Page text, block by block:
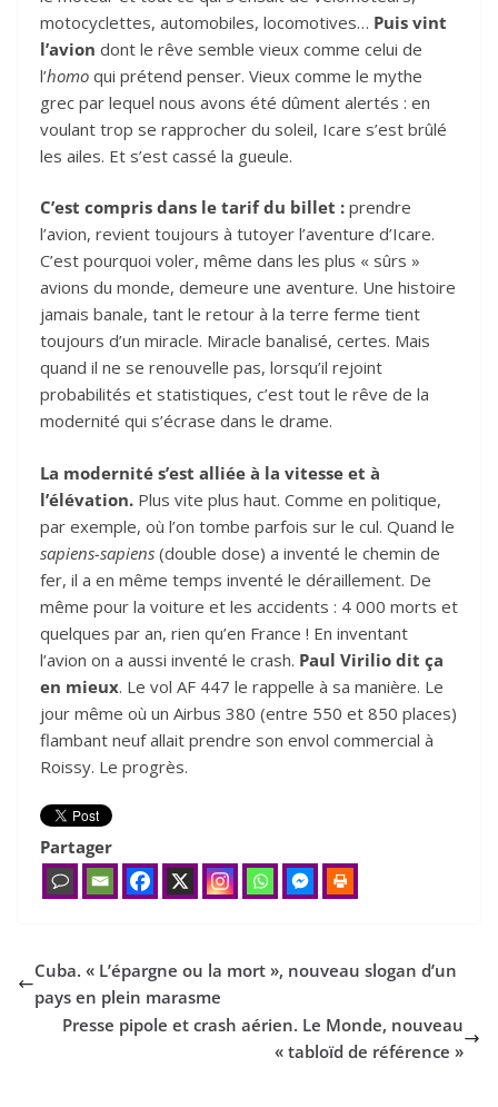
motocyclettes, automobiles, locomotives… Puis vint
l’avion dont le rêve semble vieux comme celui de
l’homo qui prétend penser. Vieux comme le mythe
grec par lequel nous avons été dûment alertés : en
voulant trop se rapprocher du soleil, Icare s’est brûlé
les ailes. Et s’est cassé la gueule.
C’est compris dans le tarif du billet : prendre
l’avion, revient toujours à tutoyer l’aventure d’Icare.
C’est pourquoi voler, même dans les plus « sûrs »
avions du monde, demeure une aventure. Une histoire
jamais banale, tant le retour à la terre ferme tient
toujours d’un miracle. Miracle banalisé, certes. Mais
quand il ne se renouvelle pas, lorsqu’il rejoint
probabilités et statistiques, c’est tout le rêve de la
modernité qui s’écrase dans le drame.
La modernité s’est alliée à la vitesse et à
l’élévation. Plus vite plus haut. Comme en politique,
par exemple, où l’on tombe parfois sur le cul. Quand le
sapiens-sapiens (double dose) a inventé le chemin de
fer, il a en même temps inventé le déraillement. De
même pour la voiture et les accidents : 4 000 morts et
quelques par an, rien qu’en France ! En inventant
l’avion on a aussi inventé le crash. Paul Virilio dit ça
en mieux. Le vol AF 447 le rappelle à sa manière. Le
jour même où un Airbus 380 (entre 550 et 850 places)
flambant neuf allait prendre son envol commercial à
Roissy. Le progrès.
Partager
Cuba. « L’épargne ou la mort », nouveau slogan d’un
pays en plein marasme
Presse pipole et crash aérien. Le Monde, nouveau
« tabloïd de référence »